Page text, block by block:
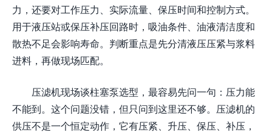
力，还要对工作压力、实际流量、保压时间和控制方式。
用于液压站或保压补压回路时，吸油条件、油液清洁度和
散热不足会影响寿命。判断重点是先分清液压压紧与浆料
进料，再做现场匹配。
压滤机现场谈柱塞泵选型，最容易先问一句：压力能
不能到。这个问题没错，但只问到这里还不够。压滤机的
供压不是一个恒定动作，它有压紧、升压、保压、补压，